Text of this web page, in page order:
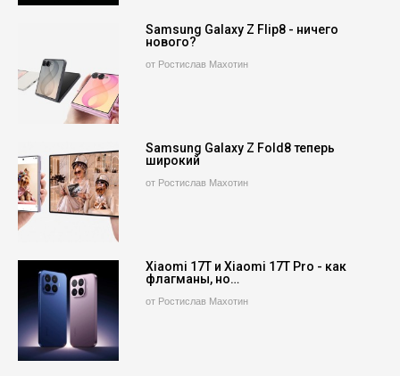
Samsung Galaxy Z Flip8 - ничего
нового?
от Ростислав Махотин
Samsung Galaxy Z Fold8 теперь
широкий
от Ростислав Махотин
Xiaomi 17T и Xiaomi 17T Pro - как
флагманы, но…
от Ростислав Махотин